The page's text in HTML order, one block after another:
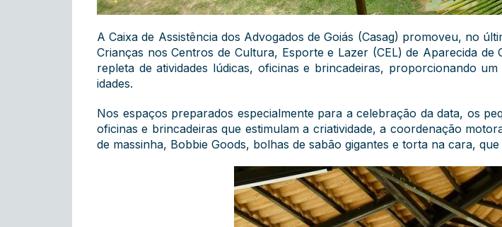
A Caixa de Assistência dos Advogados de Goiás (Casag) promoveu, no
Crianças nos Centros de Cultura, Esporte e Lazer (CEL) de Aparecida
repleta de atividades lúdicas, oficinas e brincadeiras, proporcionando
idades.
Nos espaços preparados especialmente para a celebração da data, os
oficinas e brincadeiras que estimulam a criatividade, a coordenação
de massinha, Bobbie Goods, bolhas de sabão gigantes e torta na cara,